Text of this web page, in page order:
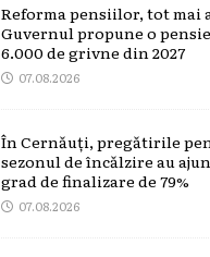
Reforma pensiilor, tot mai
Guvernul propune o
6.000 de grivne din 2027
07.08.2026
În Cernăuți, pregătirile
sezonul de încălzire au
grad de finalizare de 79%
07.08.2026